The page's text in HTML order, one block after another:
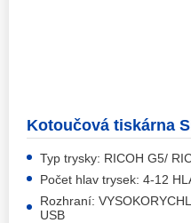
Kotoučová tiskárna
Typ trysky: RICOH G5/
Počet hlav trysek: 4-12
Rozhraní:
USB